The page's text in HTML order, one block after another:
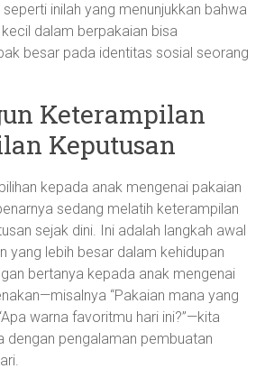
inilah yang menunjukkan bahwa
dalam berpakaian bisa
besar pada identitas sosial seorang
Keterampilan
Keputusan
kepada anak mengenai pakaian
sedang melatih keterampilan
sejak dini. Ini adalah langkah awal
yang lebih besar dalam kehidupan
bertanya kepada anak mengenai
“Pakaian mana yang
warna favoritmu hari ini?”—kita
dengan pengalaman pembuatan